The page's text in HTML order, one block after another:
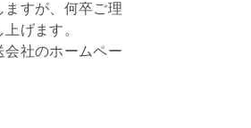
ますが、何卒ご理
げます。
会社のホームペー